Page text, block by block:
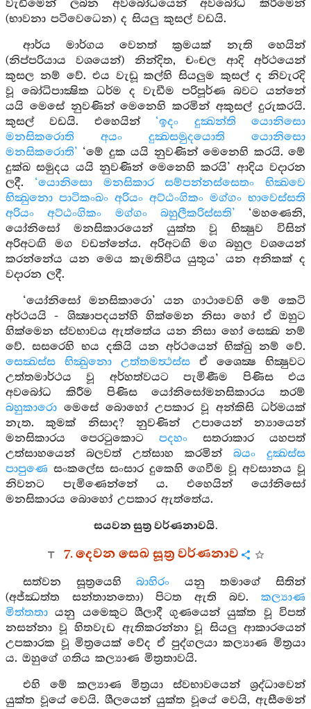
වැඩීමෙන් ලබන අවබෝධයෙන් අවබෝධ කිරීමෙන්
(භාවනා පටිවෙධෙන) ද සියලු කුසල් වඩයි.
ආර්ය මාර්ගය වෙනත් ක්‍රමයක් නැති හෙයින්
(නිප්පරියාය වශයෙන්) නින්දිත, චංචල ආදි අර්ථයෙන්
කුසල නම් වේ. එය වැඩූ කල්හි සියලුම කුසල් ද නිවැරදි
වූ බෝධිපාක්‍ෂික ධර්ම ද වැඩීම පරිපූර්ණ බවට යන්නේ
යයි මෙසේ නුවණින් මෙනෙහි කරමින් අකුසල් දුරුකරයි.
කුසල් වඩයි. එහෙයින් ‘ඉදං දුක්‍ඛන්ති යොනිසො
මනසිකරොති අයං දුක්‍ඛසමුදයොති යොනිසො
මනසිකරොති’ ‘මේ දුක යයි නුවණින් මෙනෙහි කරයි. මේ
දුක්ඛ සමුදය යයි නුවණින් මෙනෙහි කරයි’ ආදිය වදාරන
ලදී. ‘යොනිසො මනසිකාර සම්පන්නස්සෙතං භික්‍ඛවෙ
භික්‍ඛුනො පාටිකංඛං අරියං අට්ඨංගිකං මග්ගං භාවෙස්සති
අරියං අට්ඨංගිකං මග්ගං බහුලීකරිස්සති’ ‘මහණෙනි,
යෝනිසෝ මනසිකාරයෙන් යුක්ත වූ භික්‍ෂුව විසින්
අරිඅටඟි මග වඩන්නේය. අරිඅටඟි මග බහුල වශයෙන්
කරන්නේය යන මෙය කැමතිවිය යුතුය’ යන අනිකක් ද
වදාරන ලදී.
‘යෝනිසෝ මනසිකාරො’ යන ගාථාවෙහි මේ කෙටි
අර්ථයයි - ශික්‍ෂාපදයන්හි හික්මෙන නිසා හෝ ඒ ඔහුට
හික්මෙන ස්වභාවය ඇත්තේය යන නිසා හෝ සෙක්‍ඛ නම්
වේ. සසරෙහි භය දකියි යන අර්ථයෙන් භික්ඛු නම් වේ.
සෙක්‍ඛස්ස භික්‍ඛුනො උත්තමත්‍ථස්ස ඒ ශෛක්‍ෂ භික්‍ෂුවට
උත්තමාර්ථය වූ අර්හත්වයට පැමිණීම පිණිස එය
අවබෝධ කිරීම පිණිස යෝනිසෝමනසිකාරය තරම්
බහුකාරො මෙසේ බොහෝ උපකාර වූ අන්කිසි ධර්මයක්
නැත. කුමක් නිසාද? නුවණින් උපායෙන් න්‍යායෙන්
මනසිකාරය පෙරටුකොට පදහං සතරාකාර යහපත්
උත්සාහයෙන් බලවත් උත්සාහ කරමින් බයං දුක්‍ඛස්ස
පාපුණෙ සංකලේස සංසාර දුකෙහි ගෙවීම වූ අවසානය වූ
නිවනට පැමිණෙන්නේ ය. එහෙයින් යෝනිසෝ
මනසිකාරය බොහෝ උපකාර ඇත්තේය.
සයවන සුත්‍ර වර්ණනාවයි.
7. දෙවන සෙඛ සූත්‍ර වර්ණනාව
සත්වන සූත්‍රයෙහිබාහිරං යනු තමාගේ සිතින්
(අජ්ඣත්ත සන්තානතො) පිටත ඇති බව. කල්‍යාණ
මිත්තතා යනු යමෙකුට ශීලාදී ගුණයෙන් යුක්ත වූ විපත්
නසන්නා වූ හිතවැඩ ඇතිකරන්නා වූ සියලු ආකාරයෙන්
උපකාරක වූ මිත්‍රයෙක් වේද ඒ පුද්ගලයා කල්‍යාණ මිත්‍රයා
ය. ඔහුගේ ගතිය කල්‍යාණ මිත්‍රතාවයි.
එහි මේ කල්‍යාණ මිත්‍රයා ස්වභාවයෙන් ශ්‍රද්ධාවෙන්
යුක්ත වූයේ වෙයි. ශීලයෙන් යුක්ත වූයේ වෙයි, ඇසීමෙන්